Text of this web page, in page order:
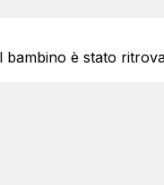
bambino è stato